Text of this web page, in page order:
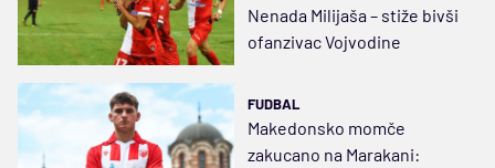
Nenada Milijaša – stiže bivši
ofanzivac Vojvodine
FUDBAL
Makedonsko momče
zakucano na Marakani: